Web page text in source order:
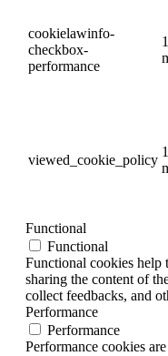
cookielawinfo-
checkbox-
performance
viewed_cookie_policy
Functional
Functional
Functional cookies help
sharing the content of
collect feedbacks, and
Performance
Performance
Performance cookies